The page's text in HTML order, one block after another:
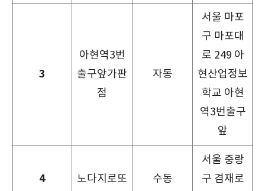
3
아현역3번
출구앞가판
점
자동
서울 마포
구 마포대
로 249 아
현산업정보
학교 아현
역3번출구
앞
4 노다지로또 수동
서울 중랑
구 겸재로